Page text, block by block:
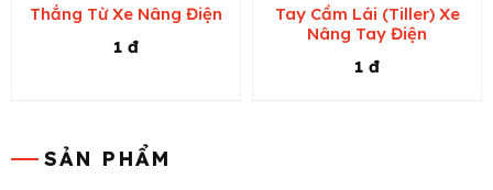
SẢN PHẨM
Thắng Từ Xe Nâng Điện
1 đ
Tay Cầm Lái (Tiller) Xe
Nâng Tay Điện
1 đ